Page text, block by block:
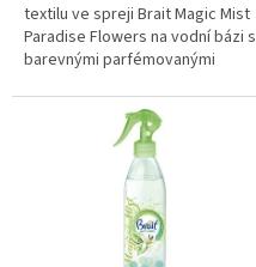
textilu ve spreji Brait Magic Mist
Paradise Flowers na vodní bázi s
barevnými parfémovanými
unikátním...